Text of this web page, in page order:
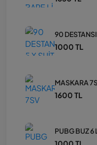
90
1000 TL
MASKARA
1600 TL
PUBG BUZ 6